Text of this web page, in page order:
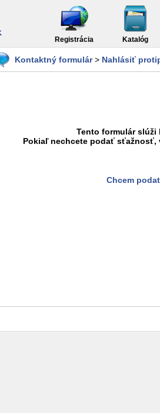
Registrácia Katalóg
Kontaktný formulár> Nahlásiť
Tento formulár
Pokiaľ nechcete podať
Chcem